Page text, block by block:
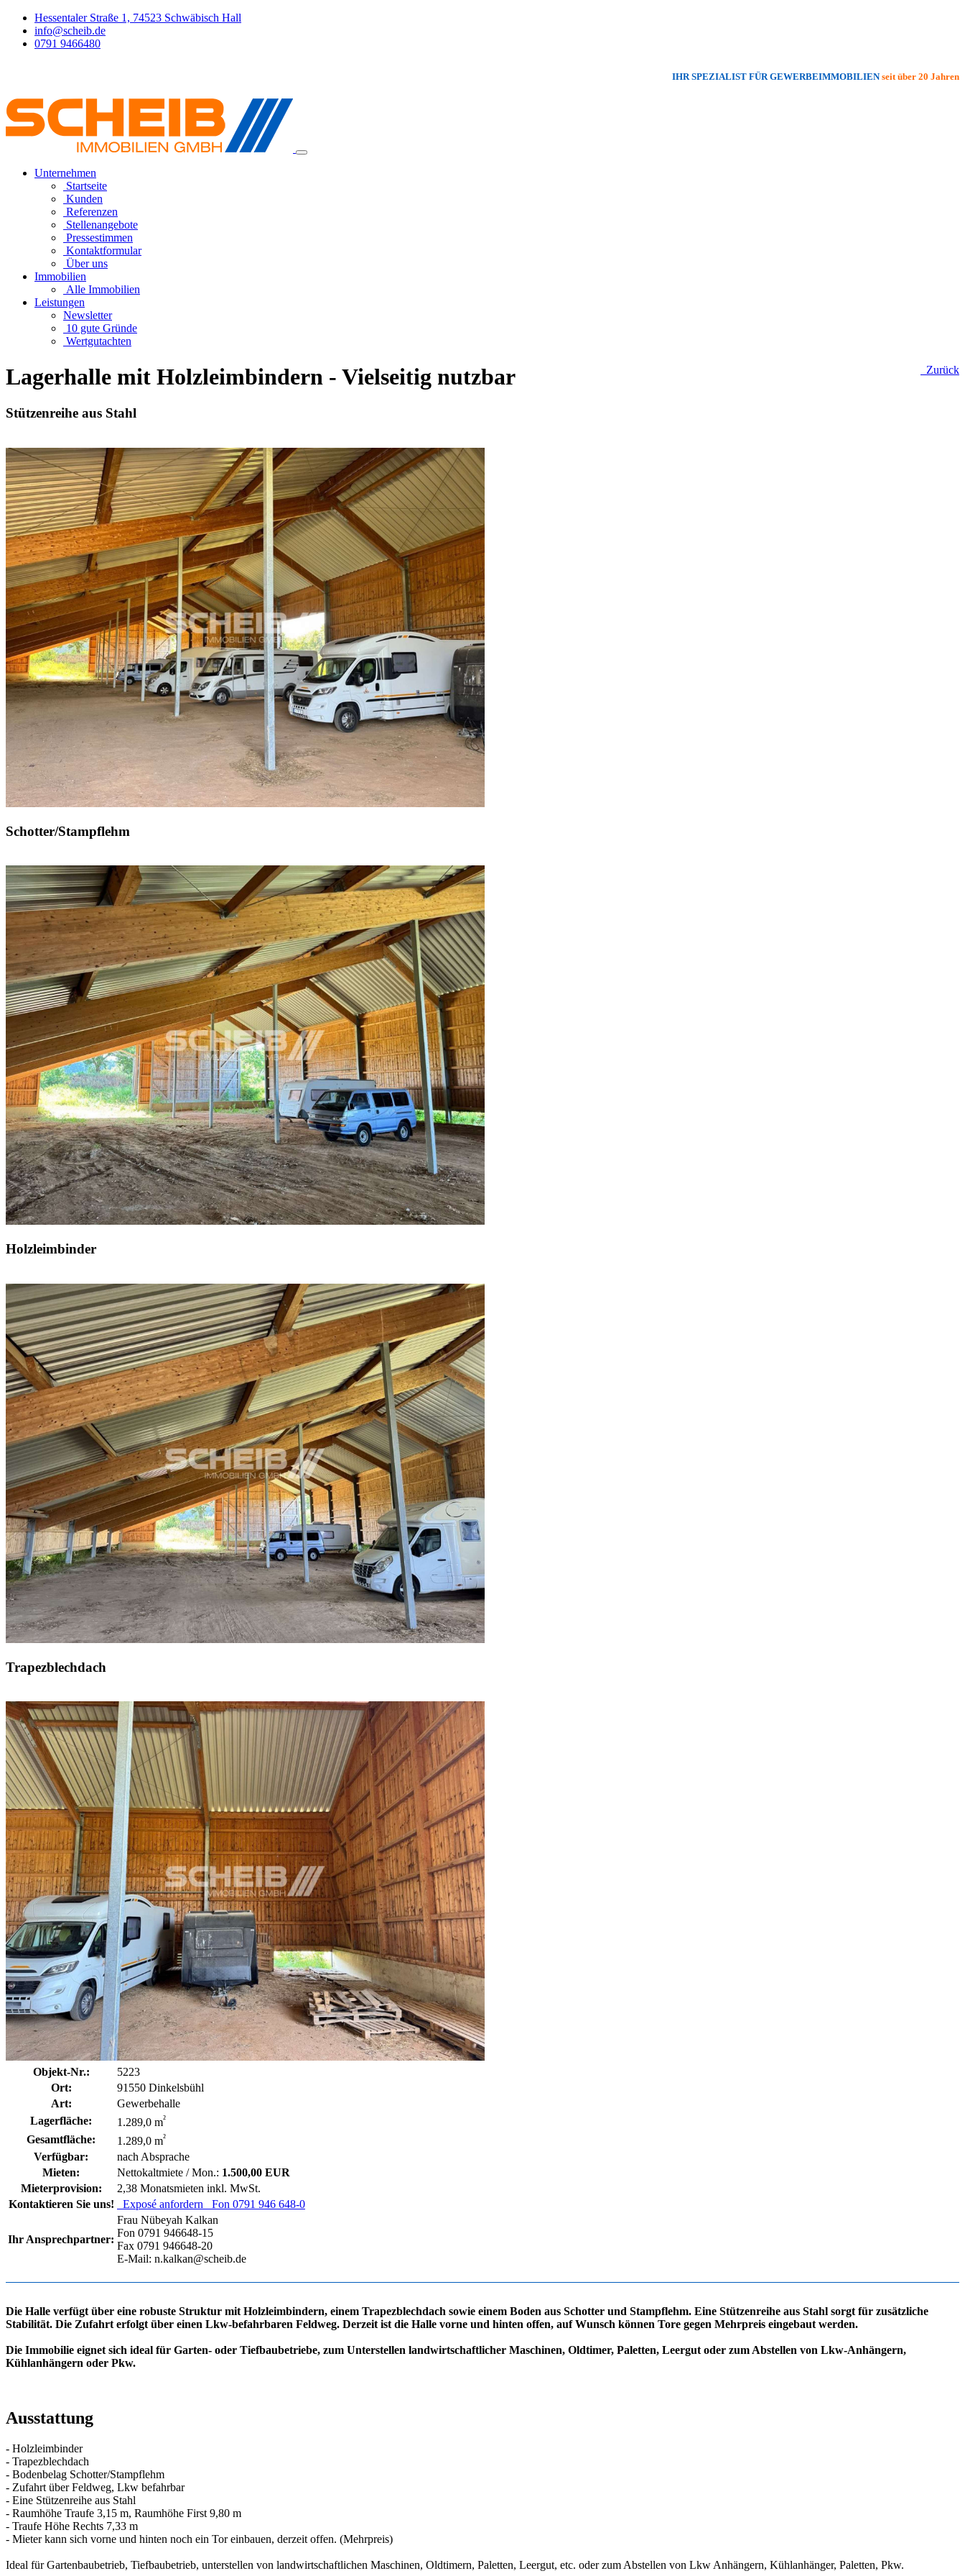
Hessentaler Straße 1, 74523 Schwäbisch Hall
info@scheib.de
0791 9466480
IHR SPEZIALIST FÜR GEWERBEIMMOBILIENseit über 20 Jahren
Unternehmen
Startseite
Kunden
Referenzen
Stellenangebote
Pressestimmen
Kontaktformular
Über uns
Immobilien
Alle Immobilien
Leistungen
Newsletter
10 gute Gründe
Wertgutachten
Zurück
Lagerhalle mit Holzleimbindern - Vielseitig nutzbar
Stützenreihe aus Stahl
Schotter/Stampflehm
Holzleimbinder
Trapezblechdach
Objekt-Nr.:
5223
Ort:
91550 Dinkelsbühl
Art:
Gewerbehalle
Lagerfläche:
1.289,0 m²
Gesamtfläche: 1.289,0 m²
Verfügbar:
nach Absprache
Mieten:
Nettokaltmiete / Mon.: 1.500,00 EUR
Mieterprovision:
2,38 Monatsmieten inkl. MwSt.
Kontaktieren Sie uns!
Exposé anfordern Fon 0791 946 648-0
Ihr Ansprechpartner:
Frau Nübeyah Kalkan
Fon 0791 946648-15
Fax 0791 946648-20
E-Mail: n.kalkan@scheib.de
Die Halle verfügt über eine robuste Struktur mit Holzleimbindern, einem Trapezblechdach sowie einem Boden aus Schotter und Stampflehm. Eine Stützenreihe aus Stahl sorgt für zusätzliche
Stabilität. Die Zufahrt erfolgt über einen Lkw-befahrbaren Feldweg. Derzeit ist die Halle vorne und hinten offen, auf Wunsch können Tore gegen Mehrpreis eingebaut werden.
Die Immobilie eignet sich ideal für Garten- oder Tiefbaubetriebe, zum Unterstellen landwirtschaftlicher Maschinen, Oldtimer, Paletten, Leergut oder zum Abstellen von Lkw-Anhängern,
Kühlanhängern oder Pkw.
Ausstattung
- Holzleimbinder
- Trapezblechdach
- Bodenbelag Schotter/Stampflehm
- Zufahrt über Feldweg, Lkw befahrbar
- Eine Stützenreihe aus Stahl
- Raumhöhe Traufe 3,15 m, Raumhöhe First 9,80 m
- Traufe Höhe Rechts 7,33 m
- Mieter kann sich vorne und hinten noch ein Tor einbauen, derzeit offen. (Mehrpreis)
Ideal für Gartenbaubetrieb, Tiefbaubetrieb, unterstellen von landwirtschaftlichen Maschinen, Oldtimern, Paletten, Leergut, etc. oder zum Abstellen von Lkw Anhängern, Kühlanhänger, Paletten, Pkw.